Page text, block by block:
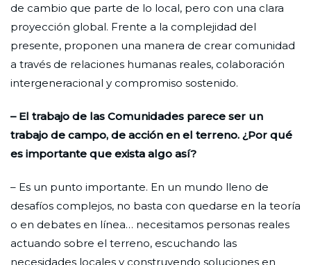
de cambio que parte de lo local, pero con una clara
proyección global. Frente a la complejidad del
presente, proponen una manera de crear comunidad
a través de relaciones humanas reales, colaboración
intergeneracional y compromiso sostenido.
– El trabajo de las Comunidades parece ser un
trabajo de campo, de acción en el terreno. ¿Por qué
es importante que exista algo así?
– Es un punto importante. En un mundo lleno de
desafíos complejos, no basta con quedarse en la teoría
o en debates en línea… necesitamos personas reales
actuando sobre el terreno, escuchando las
necesidades locales y construyendo soluciones en